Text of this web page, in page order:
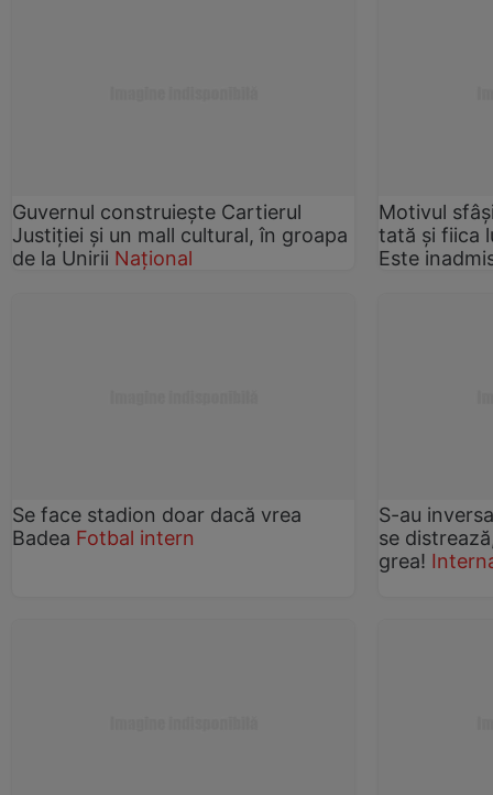
Guvernul construiește Cartierul
Justiției și un mall cultural, în groapa
de la Unirii Național
Motivul
tată și fiica
Este
Se face stadion doar dacă vrea
Badea Fotbal intern
S-au
se
grea!